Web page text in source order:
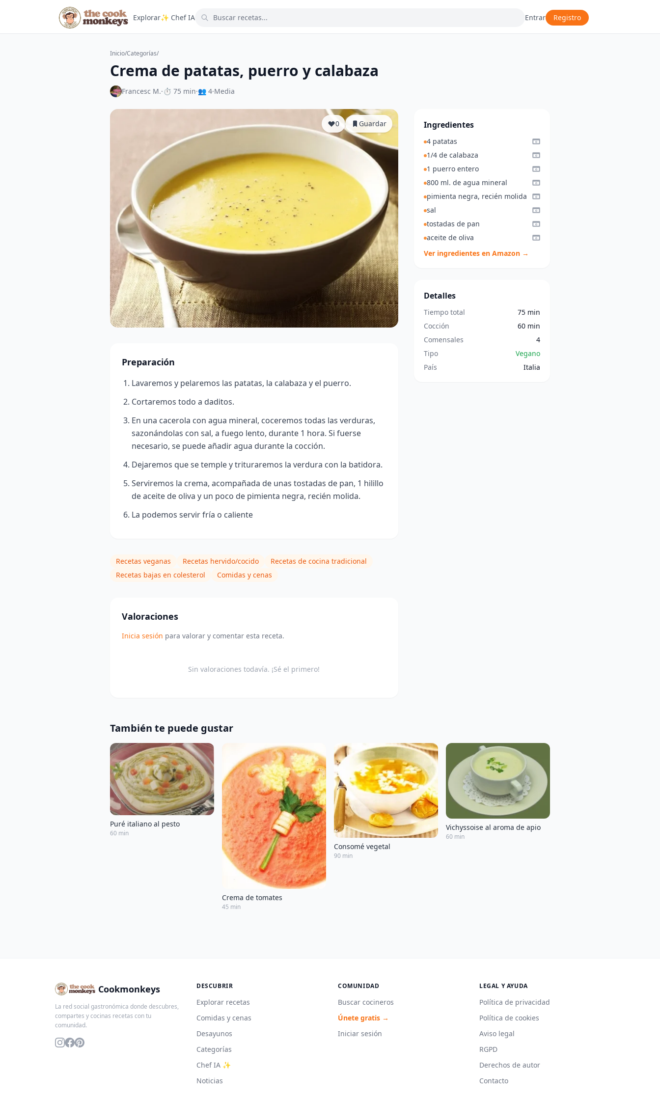
Explorar✨ Chef IA Entrar Registro
Inicio/Categorías/
Crema de patatas, puerro y calabaza
Francesc M.·⏱ 75 min·👥 4·Media
0 Guardar
Preparación
Lavaremos y pelaremos las patatas, la calabaza y el puerro.
Cortaremos todo a daditos.
En una cacerola con agua mineral, coceremos todas las verduras,
sazonándolas con sal, a fuego lento, durante 1 hora. Si fuerse
necesario, se puede añadir agua durante la cocción.
Dejaremos que se temple y trituraremos la verdura con la batidora.
Serviremos la crema, acompañada de unas tostadas de pan, 1 hilillo
de aceite de oliva y un poco de pimienta negra, recién molida.
La podemos servir fría o caliente
Recetas veganas Recetas hervido/cocido
Recetas de cocina tradicional
Recetas bajas en colesterol
Comidas y cenas
Valoraciones
Inicia sesión para valorar y comentar esta receta.
Sin valoraciones todavía. ¡Sé el primero!
Ingredientes
4 patatas
1/4 de calabaza
1 puerro entero
800 ml. de agua mineral
pimienta negra, recién molida
sal
tostadas de pan
aceite de oliva
Ver ingredientes en Amazon →
Detalles
Tiempo total
75 min
Cocción
60 min
Comensales
4
Tipo
Vegano
País
Italia
También te puede gustar
Puré italiano al pesto
60 min
Crema de tomates
45 min
Consomé vegetal
90 min
Vichyssoise al aroma de apio
60 min
Cookmonkeys
La red social gastronómica donde descubres,
compartes y cocinas recetas con tu
comunidad.
DESCUBRIR
Explorar recetas
Comidas y cenas
Desayunos
Categorías
Chef IA ✨
Noticias
COMUNIDAD
Buscar cocineros
Únete gratis →
Iniciar sesión
LEGAL Y AYUDA
Política de privacidad
Política de cookies
Aviso legal
RGPD
Derechos de autor
Contacto